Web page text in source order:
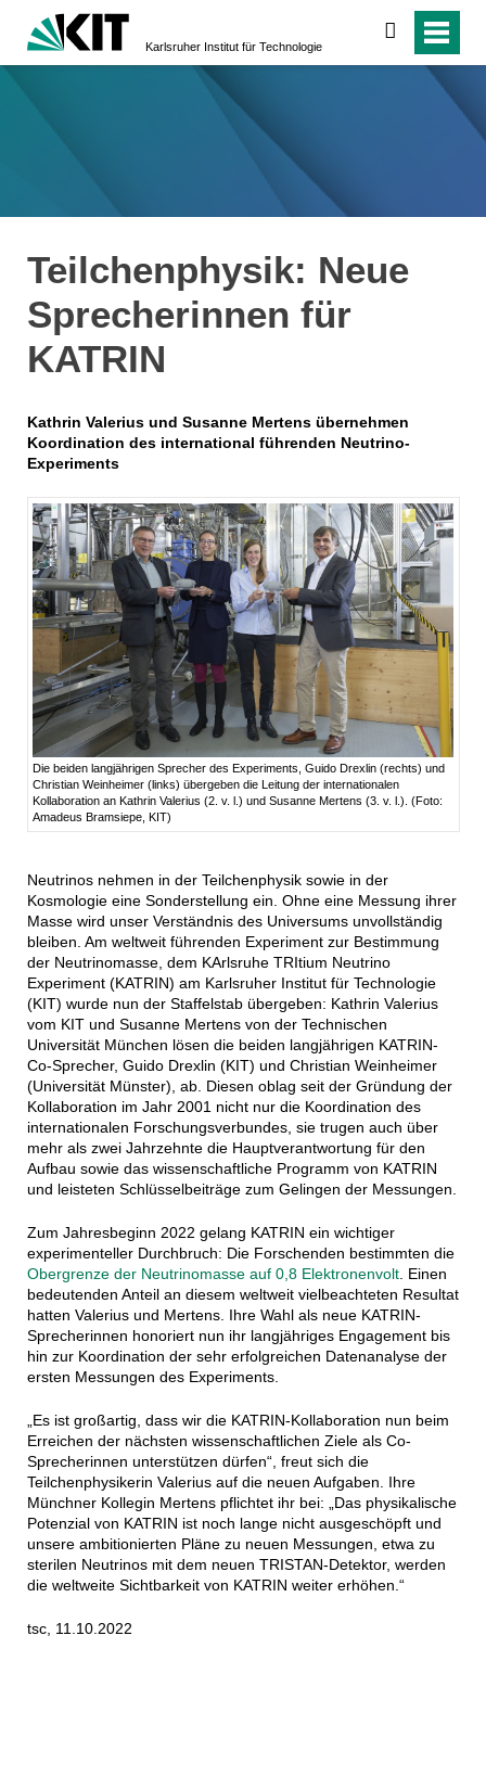
Karlsruher Institut für Technologie
suchen
Teilchenphysik: Neue
Sprecherinnen für
KATRIN
Kathrin Valerius und Susanne Mertens übernehmen
Koordination des international führenden Neutrino-
Experiments
Die beiden langjährigen Sprecher des Experiments, Guido Drexlin (rechts) und
Christian Weinheimer (links) übergeben die Leitung der internationalen
Kollaboration an Kathrin Valerius (2. v. l.) und Susanne Mertens (3. v. l.). (Foto:
Amadeus Bramsiepe, KIT)
Neutrinos nehmen in der Teilchenphysik sowie in der
Kosmologie eine Sonderstellung ein. Ohne eine Messung ihrer
Masse wird unser Verständnis des Universums unvollständig
bleiben. Am weltweit führenden Experiment zur Bestimmung
der Neutrinomasse, dem KArlsruhe TRItium Neutrino
Experiment (KATRIN) am Karlsruher Institut für Technologie
(KIT) wurde nun der Staffelstab übergeben: Kathrin Valerius
vom KIT und Susanne Mertens von der Technischen
Universität München lösen die beiden langjährigen KATRIN-
Co-Sprecher, Guido Drexlin (KIT) und Christian Weinheimer
(Universität Münster), ab. Diesen oblag seit der Gründung der
Kollaboration im Jahr 2001 nicht nur die Koordination des
internationalen Forschungsverbundes, sie trugen auch über
mehr als zwei Jahrzehnte die Hauptverantwortung für den
Aufbau sowie das wissenschaftliche Programm von KATRIN
und leisteten Schlüsselbeiträge zum Gelingen der Messungen.
Zum Jahresbeginn 2022 gelang KATRIN ein wichtiger
experimenteller Durchbruch: Die Forschenden bestimmten die
Obergrenze der Neutrinomasse auf 0,8 Elektronenvolt. Einen
bedeutenden Anteil an diesem weltweit vielbeachteten Resultat
hatten Valerius und Mertens. Ihre Wahl als neue KATRIN-
Sprecherinnen honoriert nun ihr langjähriges Engagement bis
hin zur Koordination der sehr erfolgreichen Datenanalyse der
ersten Messungen des Experiments.
„Es ist großartig, dass wir die KATRIN-Kollaboration nun beim
Erreichen der nächsten wissenschaftlichen Ziele als Co-
Sprecherinnen unterstützen dürfen“, freut sich die
Teilchenphysikerin Valerius auf die neuen Aufgaben. Ihre
Münchner Kollegin Mertens pflichtet ihr bei: „Das physikalische
Potenzial von KATRIN ist noch lange nicht ausgeschöpft und
unsere ambitionierten Pläne zu neuen Messungen, etwa zu
sterilen Neutrinos mit dem neuen TRISTAN-Detektor, werden
die weltweite Sichtbarkeit von KATRIN weiter erhöhen.“
tsc, 11.10.2022